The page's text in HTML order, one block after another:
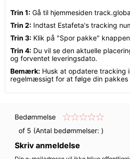
Trin 1: Gå til hjemmesiden
Trin 2: Indtast Estafeta's tracking
Trin 3: Klik på "Spor pakke"
Trin 4: Du vil se den aktuelle
og forventet leveringsdato.
Bemærk: Husk at opdatere tracking
regelmæssigt for at følge din pakkes
Bedømmelse
of 5 (Antal bedømmelser: )
Skriv anmeldelse